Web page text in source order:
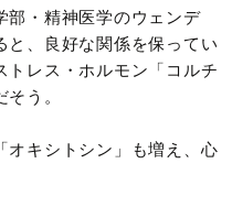
部・精神医学のウェンデ
と、良好な関係を保ってい
トレス・ホルモン「コルチ
う。
オキシトシン」も増え、心